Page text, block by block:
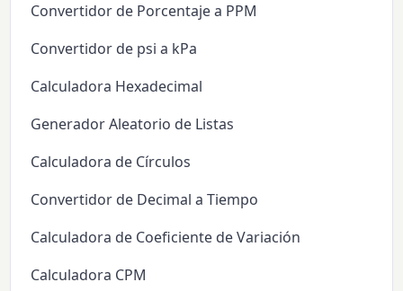
Convertidor de Porcentaje a PPM
Convertidor de psi a kPa
Calculadora Hexadecimal
Generador Aleatorio de Listas
Calculadora de Círculos
Convertidor de Decimal a Tiempo
Calculadora de Coeficiente de Variación
Calculadora CPM